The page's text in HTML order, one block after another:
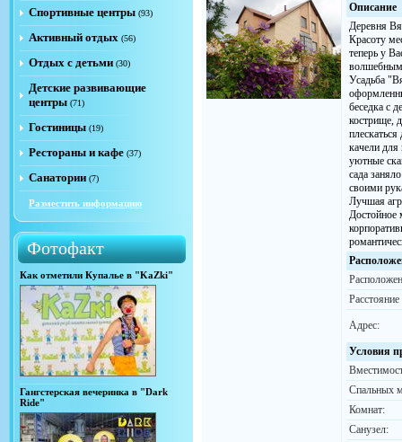
Спортивные центры (93)
Активный отдых (56)
Отдых с детьми (30)
Детские развивающие
центры (71)
Гостиницы (19)
Рестораны и кафе (37)
Санатории (7)
Разместить информацию
Фотофакт
Как отметили Купалье в "KaZki"
Гангстерская вечеринка в "Dark
Ride"
Описание
Деревня
Красоту
теперь у
Усадьба
беседка с
кострище,
качели для
уютные
сада
своими
Лучшая
Достойное
Адрес:
Условия
Спальных
Комнат:
Санузел: